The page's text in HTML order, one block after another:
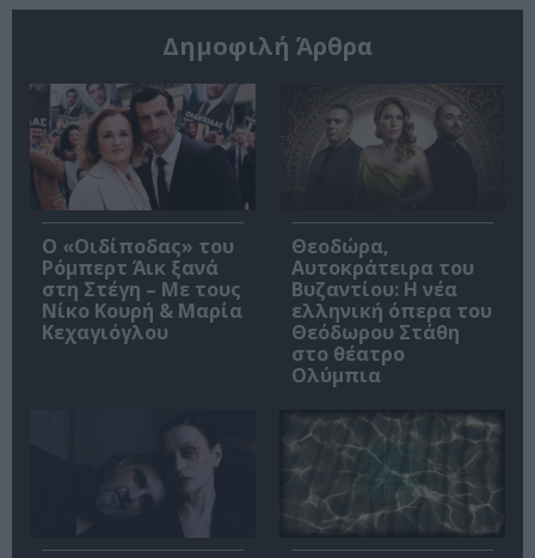
Δημοφιλή Άρθρα
O «Οιδίποδας» του
Ρόμπερτ Άικ ξανά
στη Στέγη – Με τους
Νίκο Κουρή & Μαρία
Κεχαγιόγλου
Θεοδώρα,
Αυτοκράτειρα του
Βυζαντίου: Η νέα
ελληνική όπερα του
Θεόδωρου Στάθη
στο θέατρο
Ολύμπια